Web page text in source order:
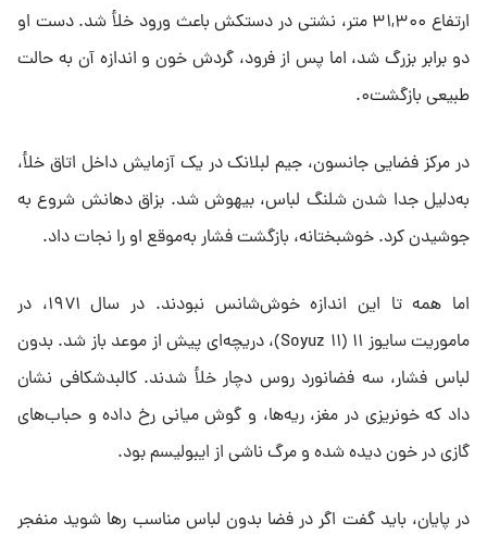
ارتفاع ۳۱,۳۰۰ متر، نشتی در دستکش باعث ورود خلأ شد. دست او
دو برابر بزرگ شد، اما پس از فرود، گردش خون و اندازه آن به حالت
طبیعی بازگشت۰.
در مرکز فضایی جانسون، جیم لبلانک در یک آزمایش داخل اتاق خلأ،
به‌دلیل جدا شدن شلنگ لباس، بیهوش شد. بزاق دهانش شروع به
جوشیدن کرد. خوشبختانه، بازگشت فشار به‌موقع او را نجات داد.
اما همه تا این اندازه خوش‌شانس نبودند. در سال ۱۹۷۱، در
ماموریت سایوز ۱۱ (Soyuz ۱۱)، دریچه‌ای پیش از موعد باز شد. بدون
لباس فشار، سه فضانورد روس دچار خلأ شدند. کالبدشکافی نشان
داد که خونریزی در مغز، ریه‌ها، و گوش میانی رخ داده و حباب‌های
گازی در خون دیده شده و مرگ ناشی از ایبولیسم بود.
در پایان، باید گفت اگر در فضا بدون لباس مناسب رها شوید منفجر